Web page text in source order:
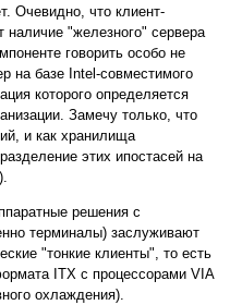
Очевидно, что клиент-
наличие "железного" сервера
говорить особо не
на базе Intel-совместимого
которого определяется
Замечу только, что
и как хранилища
этих ипостасей на
решения с
терминалы) заслуживают
"тонкие клиенты", то есть
ITX с процессорами VIA
охлаждения).